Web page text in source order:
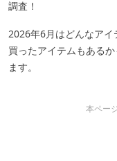
調査！
2026年6月はどんなア
買ったアイテムもある
ます。
本ペー